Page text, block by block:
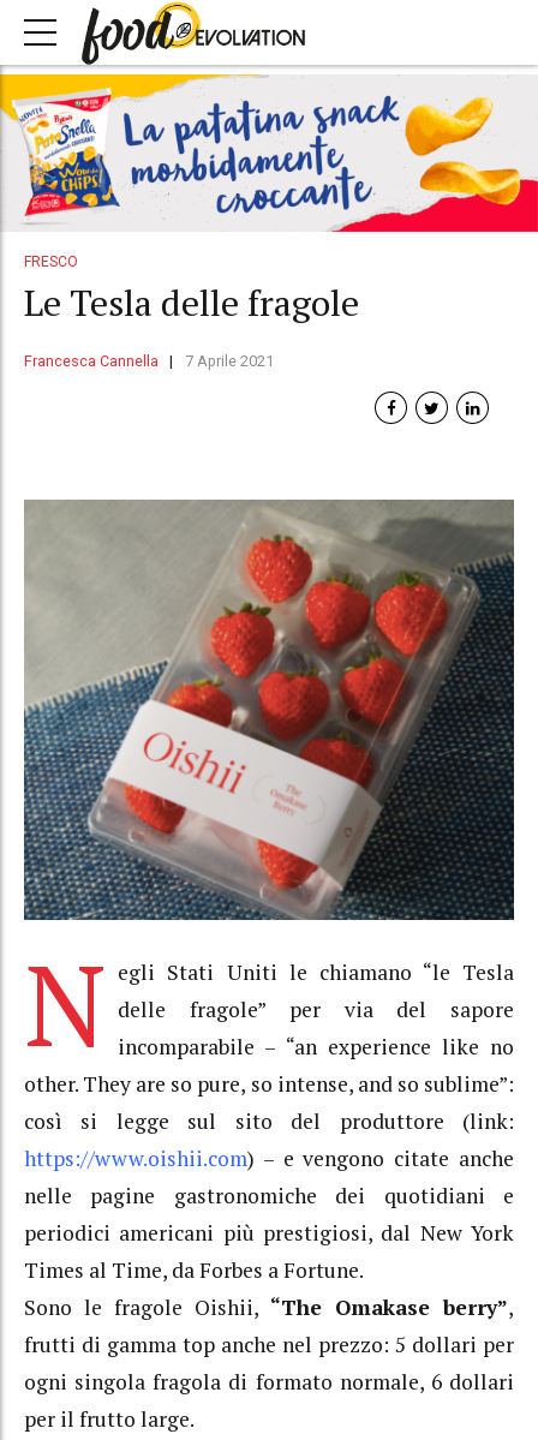
FRESCO
Le Tesla delle fragole
Francesca Cannella 7 Aprile 2021
N egli Stati Uniti le chiamano “le Tesla
delle fragole” per via del sapore
incomparabile – “an experience like no
other. They are so pure, so intense, and so sublime”:
così si legge sul sito del produttore (link:
https://www.oishii.com) – e vengono citate anche
nelle pagine gastronomiche dei quotidiani e
periodici americani più prestigiosi, dal New York
Times al Time, da Forbes a Fortune.
Sono le fragole Oishii, “The Omakase berry”,
frutti di gamma top anche nel prezzo: 5 dollari per
ogni singola fragola di formato normale, 6 dollari
per il frutto large.